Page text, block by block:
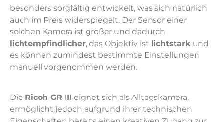
besonders sorgfältig entwickelt, was sich natürlich
auch im Preis widerspiegelt. Der Sensor einer
solchen Kamera ist größer und dadurch
lichtempfindlicher, das Objektiv ist lichtstark und
es können zumindest bestimmte Einstellungen
manuell vorgenommen werden.
Die Ricoh GR III eignet sich als Alltagskamera,
ermöglicht jedoch aufgrund ihrer technischen